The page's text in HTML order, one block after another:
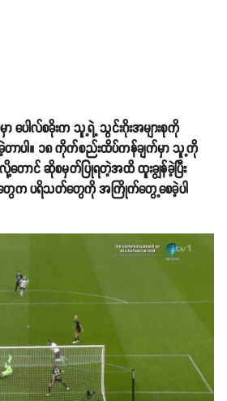
ပေါလ်စခိုးက သူ့ရဲ့ သွင်းဂိုးအများစုကို
ာပါ။ ၁၈ ကိုက်စည်းထိပ်ကန်ချက်မှာ သူ့ကို
ောင် ဆိုစမှတ်ပြုရတဲ့အထိ ထူးချွန်ခဲ့ပြီး
က်တွေက ပရိသတ်တွေကို အကြိုက်တွေ့စေခဲ့ပါ